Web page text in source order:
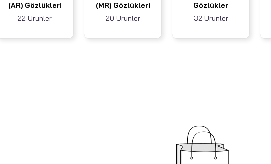
(AR) Gözlükleri
22 Ürünler
(MR) Gözlükleri
20 Ürünler
Gözlükler
32 Ürünler